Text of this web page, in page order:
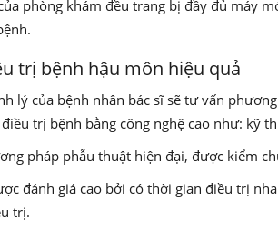
phòng khám đều trang bị đầy đủ máy
trị bệnh hậu môn hiệu quả
lý của bệnh nhân bác sĩ sẽ tư vấn
trị bệnh bằng công nghệ cao như: kỹ
pháp phẫu thuật hiện đại, được kiểm
đánh giá cao bởi có thời gian điều trị
trị.